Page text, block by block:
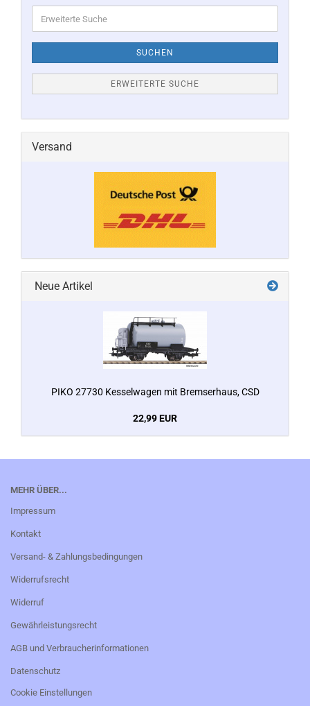
Suche
SUCHEN
ERWEITERTE SUCHE
Versand
Neue Artikel
PIKO 27730 Kesselwagen mit Bremserhaus, CSD
22,99 EUR
MEHR ÜBER...
Impressum
Kontakt
Versand- & Zahlungsbedingungen
Widerrufsrecht
Widerruf
Gewährleistungsrecht
AGB und Verbraucherinformationen
Datenschutz
Cookie Einstellungen